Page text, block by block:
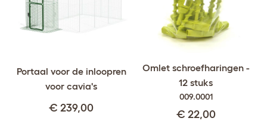
Portaal voor de inloopren
voor cavia's
€ 239,00
Omlet schroefharingen -
12 stuks
009.0001
€ 22,00